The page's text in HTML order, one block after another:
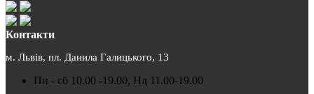
Контакти
м. Львів, пл. Данила Галицького, 13
Пн - сб 10.00 -19.00, Нд 11.00-19.00